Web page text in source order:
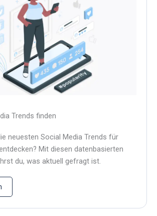
Trends finden
neuesten Social Media Trends für
Mit diesen datenbasierten
du, was aktuell gefragt ist.